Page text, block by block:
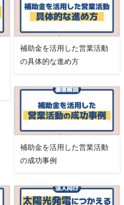
補助金を活用した営業活動
の具体的な進め方
補助金を活用した営業活動
の成功事例